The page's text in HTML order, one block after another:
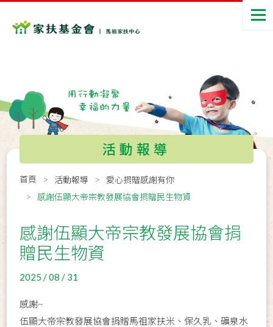
活動報導
首頁 活動報導
愛心捐贈感謝有你
感謝伍顯大帝宗教發展協會捐贈民生物資
感謝伍顯大帝宗教發展協會捐
贈民生物資
2025 / 08 / 31
感謝~
伍顯大帝宗教發展協會捐贈馬祖家扶米、保久乳、礦泉水